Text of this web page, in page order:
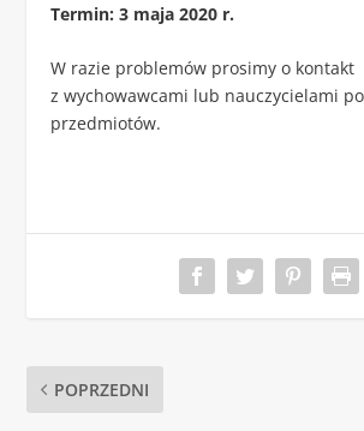
Termin: 3 maja 2020 r.
W razie problemów prosimy o kontakt
z wychowawcami lub nauczycielami
przedmiotów.
POPRZEDNI